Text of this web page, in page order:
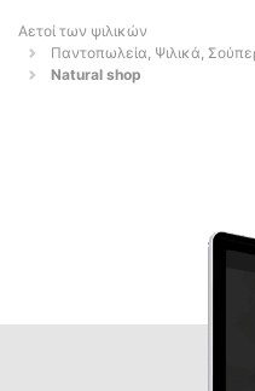
Αετοί των ψιλικών
Παντοπωλεία, Ψιλικά,
Natural shop